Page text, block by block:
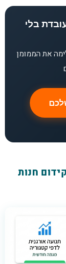
בלי
את הממומן
חנות